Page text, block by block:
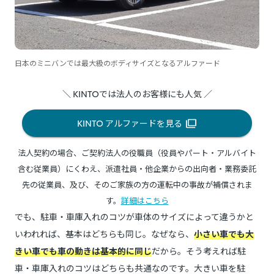
日本のミニバンでは最大級のボディサイズとなるアルファード
＼ KINTOでは法人のお客様にも人気 ／
KINTO アルファードを見る
法人契約の場合、ご契約法人の役職員（役員やパート・アルバイト
含む従業員）にくわえ、派遣社員・他企業からの出向者・業務委託
先の従業員、及び、そのご家族の方の運転中の事故が補償されま
す。 詳細はこちら
でも、駐車・車庫入れのコツが車体のサイズによって違うかと
いわれれば、基本はどちらも同じ。なぜなら、 小さい車でも大
きい車でも車の動きは基本的に同じだから。そう考えれば駐
車・車庫入れのコツはどちらも共通なのです。大きい車を駐